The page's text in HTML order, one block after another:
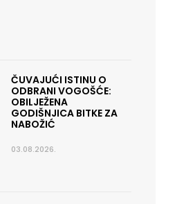
ČUVAJUĆI ISTINU O
ODBRANI VOGOŠĆE:
OBILJEŽENA
GODIŠNJICA BITKE ZA
NABOŽIĆ
03.08.2026.